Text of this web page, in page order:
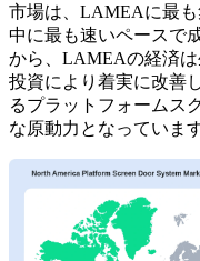
市場は、LAMEAに最
中に最も速いペースで
から、LAMEAの経済
投資により着実に改善
るプラットフォームス
な原動力となっています